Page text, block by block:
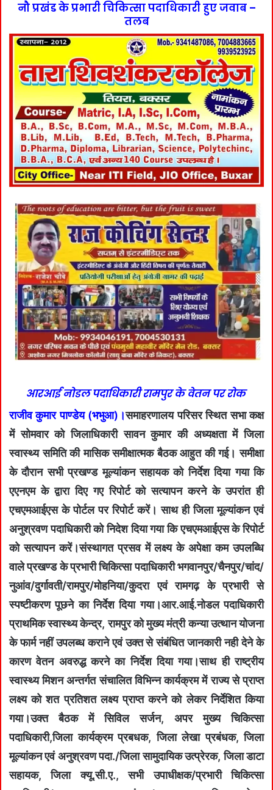
नौ प्रखंड के प्रभारी चिकित्सा पदाधिकारी हुए जवाब –
तलब
आरआई नोडल पदाधिकारी रामपुर के वेतन पर रोक
राजीव कुमार पाण्डेय (भभुआ)।समाहरणालय परिसर स्थित सभा कक्ष
में सोमवार को जिलाधिकारी सावन कुमार की अध्यक्षता में जिला
स्वास्थ्य समिति की मासिक समीक्षात्मक बैठक आहुत की गई। समीक्षा
के दौरान सभी प्रखण्ड मूल्यांकन सहायक को निर्देश दिया गया कि
एएनएम के द्वारा दिए गए रिपोर्ट को सत्यापन करने के उपरांत ही
एचएमआईएस के पोर्टल पर रिपोर्ट करें। साथ ही जिला मूल्यांकन एवं
अनुश्रवण पदाधिकारी को निदेश दिया गया कि एचएमआईएस के रिपोर्ट
को सत्यापन करें।संस्थागत प्रसव में लक्ष्य के अपेक्षा कम उपलब्धि
वाले प्रखण्ड के प्रभारी चिकित्सा पदाधिकारी भगवानपुर/चैनपुर/चांद/
नुआंव/दुर्गावती/रामपुर/मोहनिया/कुदरा एवं रामगढ़ के प्रभारी से
स्पष्टीकरण पूछने का निर्देश दिया गया।आर.आई.नोडल पदाधिकारी
प्राथमिक स्वास्थ्य केन्द्र, रामपुर को मुख्य मंत्री कन्या उत्थान योजना
के फार्म नहीं उपलब्ध कराने एवं उक्त से संबंधित जानकारी नही देने के
कारण वेतन अवरुद्ध करने का निर्देश दिया गया।साथ ही राष्ट्रीय
स्वास्थ्य मिशन अन्तर्गत संचालित विभिन्न कार्यक्रम में राज्य से प्राप्त
लक्ष्य को शत प्रतिशत लक्ष्य प्राप्त करने को लेकर निर्देशित किया
गया।उक्त बैठक में सिविल सर्जन, अपर मुख्य चिकित्सा
पदाधिकारी,जिला कार्यक्रम प्रबधक, जिला लेखा प्रबंधक, जिला
मूल्यांकन एवं अनुश्रवण पदा./जिला सामुदायिक उत्प्रेरक, जिला डाटा
सहायक, जिला क्यू.सी.ए., सभी उपाधीक्षक/प्रभारी चिकित्सा